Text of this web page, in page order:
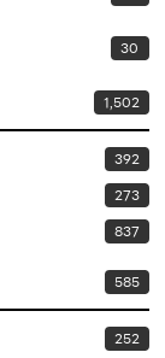
30
1,502
392
273
837
585
252